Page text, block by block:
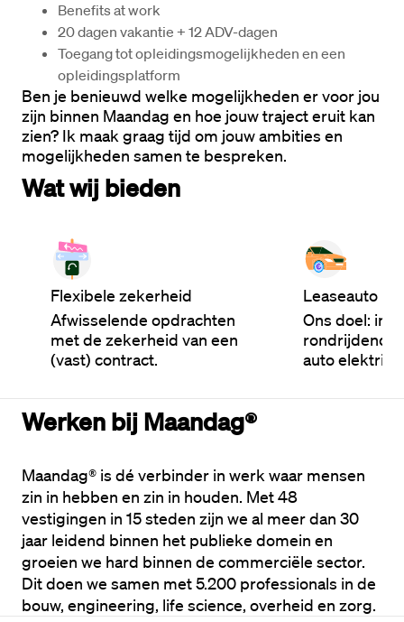
Benefits at work
20 dagen vakantie + 12 ADV-dagen
Toegang tot opleidingsmogelijkheden en een
opleidingsplatform
Ben je benieuwd welke mogelijkheden er voor jou
zijn binnen Maandag en hoe jouw traject eruit kan
zien? Ik maak graag tijd om jouw ambities en
mogelijkheden samen te bespreken.
Wat wij bieden
Flexibele zekerheid
Afwisselende opdrachten
met de zekerheid van een
(vast) contract.
Leaseauto
Ons doel: in
rondrijdende
auto
Werken bij Maandag®
Maandag® is dé verbinder in werk waar mensen
zin in hebben en zin in houden. Met 48
vestigingen in 15 steden zijn we al meer dan 30
jaar leidend binnen het publieke domein en
groeien we hard binnen de commerciële sector.
Dit doen we samen met 5.200 professionals in de
bouw, engineering, life science, overheid en zorg.